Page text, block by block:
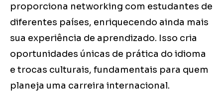
proporciona networking com estudantes de
diferentes países, enriquecendo ainda mais
sua experiência de aprendizado. Isso cria
oportunidades únicas de prática do idioma
e trocas culturais, fundamentais para quem
planeja uma carreira internacional.